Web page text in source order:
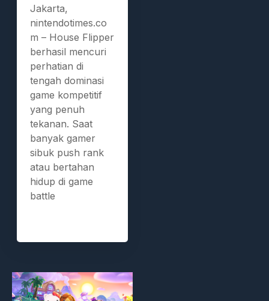
Jakarta,
nintendotimes.co
m – House Flipper
berhasil mencuri
perhatian di
tengah dominasi
game kompetitif
yang penuh
tekanan. Saat
banyak gamer
sibuk push rank
atau bertahan
hidup di game
battle